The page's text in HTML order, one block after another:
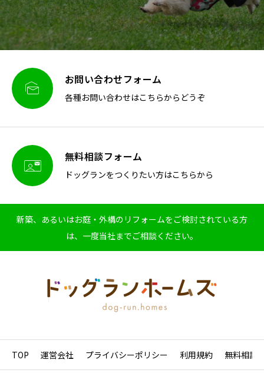
 お問い合わせフォーム
各種お問い合わせはこちらからどうぞ
 無料相談フォーム
ドッグランをつくりたい方はこちらから
新築、あるいはお庭・外構のリフォームをご検討されている方
は、一度当社までご相談ください。
TOP 運営会社 プライバシーポリシー 利用規約 無料相談